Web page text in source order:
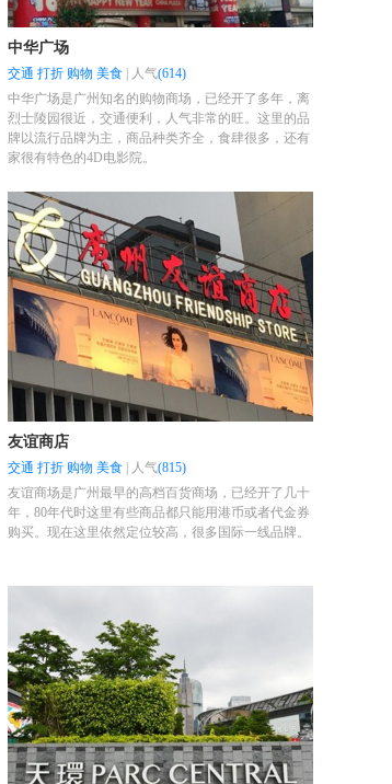
中华广场
交通 打折 购物 美食 人气(614)
中华广场是广州知名的购物商场，已经开了多年，离
烈士陵园很近，交通便利，人气非常的旺。这里的品
牌以流行品牌为主，商品种类齐全，食肆很多，还有
家很有特色的4D电影院。
友谊商店
交通 打折 购物 美食 人气(815)
友谊商场是广州最早的高档百货商场，已经开了几十
年，80年代时这里有些商品都只能用港币或者代金券
购买。现在这里依然定位较高，很多国际一线品牌。